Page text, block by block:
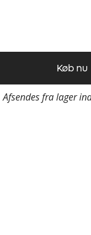
Køb nu
Afsendes fra lager